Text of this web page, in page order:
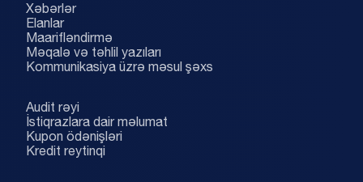
Xəbərlər
Elanlar
Maarifləndirmə
Məqalə və təhlil yazıları
Kommunikasiya üzrə məsul şəxs
Audit rəyi
İstiqrazlara dair məlumat
Kupon ödənişləri
Kredit reytinqi